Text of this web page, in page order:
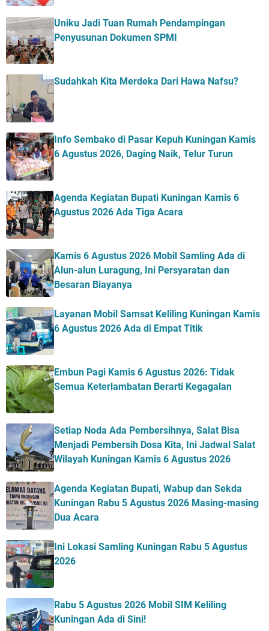
Uniku Jadi Tuan Rumah Pendampingan
Penyusunan Dokumen SPMI
Sudahkah Kita Merdeka Dari Hawa Nafsu?
Info Sembako di Pasar Kepuh Kuningan Kamis
6 Agustus 2026, Daging Naik, Telur Turun
Agenda Kegiatan Bupati Kuningan Kamis 6
Agustus 2026 Ada Tiga Acara
Kamis 6 Agustus 2026 Mobil Samling Ada di
Alun-alun Luragung, Ini Persyaratan dan
Besaran Biayanya
Layanan Mobil Samsat Keliling Kuningan Kamis
6 Agustus 2026 Ada di Empat Titik
Embun Pagi Kamis 6 Agustus 2026: Tidak
Semua Keterlambatan Berarti Kegagalan
Setiap Noda Ada Pembersihnya, Salat Bisa
Menjadi Pembersih Dosa Kita, Ini Jadwal Salat
Wilayah Kuningan Kamis 6 Agustus 2026
Agenda Kegiatan Bupati, Wabup dan Sekda
Kuningan Rabu 5 Agustus 2026 Masing-masing
Dua Acara
Ini Lokasi Samling Kuningan Rabu 5 Agustus
2026
Rabu 5 Agustus 2026 Mobil SIM Keliling
Kuningan Ada di Sini!